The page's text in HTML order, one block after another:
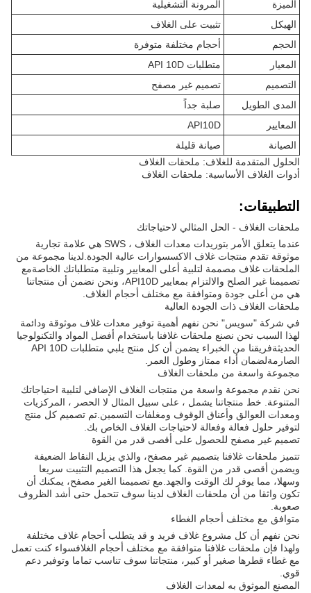
الميزة
المرونة التشغيلية
الهيكل
تثبيت على الغلاف
الحجم
أحجام مختلفة متوفرة
المعيار
متطلبات API 10D
التصميم
تصميم غير مصفح
المدى الطويل
صلبة جداً
المعايير
API10D
الصيانة
صيانة قليلة
الحلول المتقدمة للغلاف: ملحقات الغلاف
أدوات الغلاف الأساسية: ملحقات الغلاف
التطبيقات:
ملحقات الغلاف - الحل المثالي لاحتياجاتك
عندما يتعلق الأمر بتوريدات معدات الغلاف ، SWS هي علامة تجارية
موثوقة تقدم منتجات غلاف الاكسسوارات عالية الجودة.لدينا مجموعة من
الملحقات غلاف مصممة لتلبية أعلى المعايير وتلبية متطلباتك الخاصةمع
تصميمنا غير الصلح والالتزام بمعايير API10D، ونحن نضمن أن منتجاتنا
هي من أعلى جودة ومتوافقة مع مختلف أحجام الغلاف.
ملحقات الغلاف ذات الجودة العالية
في شركة "سويس" نحن نفهم أهمية توفير معدات غلاف موثوقة ودائمة
لهذا السبب نحن نصنع ملحقات غلافنا باستخدام أفضل المواد والتكنولوجيا
الحديثةفريقنا من الخبراء يضمن أن كل منتج يلبي متطلبات API 10D
الصارمةلضمان أداء ممتاز وطول العمر.
مجموعة واسعة من ملحقات الغلاف
نحن نقدم مجموعة واسعة من منتجات الغلاف الإضافي لتلبية احتياجاتك
المتنوعة. خط منتجاتنا يشمل ، على سبيل المثال لا الحصر ، المركزيات
ومعدات العوالق وأعناق الوقوف ومغلفات التسمين.تم تصميم كل منتج
لتوفير حلول فعالة وفعالة لاحتياجات الغلاف الخاص بك.
تصميم غير مصفح للحصول على أقصى قدر من القوة
تتميز ملحقات غلافنا بتصميم غير مصفح، والذي يزيل النقاط الضعيفة
ويضمن أقصى قدر من القوة. كما يجعل هذا التصميم التثبيت سريعا
وسهلا، مما يوفر لك الوقت والجهد.مع تصميمنا الغير مصفح، يمكنك أن
تكون واثقا من أن ملحقات الغلاف لدينا سوف تتحمل حتى أشد الظروف
صعوبة.
متوافق مع مختلف أحجام الغطاء
نحن نفهم أن كل مشروع غلاف فريد و قد يتطلب أحجام غلاف مختلفة
ولهذا فإن ملحقات غلافنا متوافقة مع مختلف أحجام الغلافسواء كنت تعمل
مع غطاء قطرها صغير أو كبير، منتجاتنا سوف تناسب تماما وتوفير دعم
قوي.
المصنع الموثوق به لمعدات الغلاف